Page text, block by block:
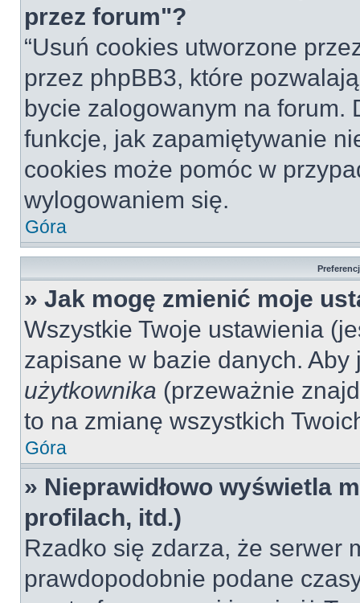
przez forum"?
“Usuń cookies utworzone
przez phpBB3, które
bycie zalogowanym na forum.
funkcje, jak zapamiętywanie
cookies może pomóc w
wylogowaniem się.
Góra
» Jak mogę zmienić moje
Wszystkie Twoje ustawienia
zapisane w bazie danych.
użytkownika (przeważnie
to na zmianę wszystkich
Góra
» Nieprawidłowo wyświetla
profilach, itd.)
Rzadko się zdarza, że serwer
prawdopodobnie podane